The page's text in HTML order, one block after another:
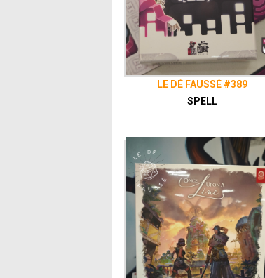
LE DÉ FAUSSÉ #389
SPELL